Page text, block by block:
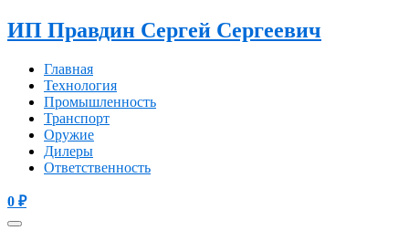
ИП Правдин Сергей Сергеевич
Главная
Технология
Промышленность
Транспорт
Оружие
Дилеры
Ответственность
0 ₽